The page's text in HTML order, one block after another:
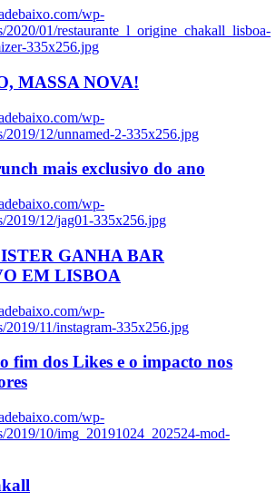
wp-
2020/01/restaurante_l_origine_chakall_lisboa-
335x256.jpg
MASSA NOVA!
wp-
2019/12/unnamed-2-335x256.jpg
mais exclusivo do ano
wp-
2019/12/jag01-335x256.jpg
GANHA BAR
EM LISBOA
wp-
2019/11/instagram-335x256.jpg
fim dos Likes e o impacto nos
wp-
2019/10/img_20191024_202524-mod-